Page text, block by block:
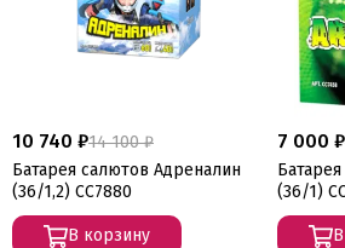
10 740 ₽14 100 ₽
Батарея салютов Адреналин
(36/1,2) СС7880
В корзину
7 000 ₽
(36/1)